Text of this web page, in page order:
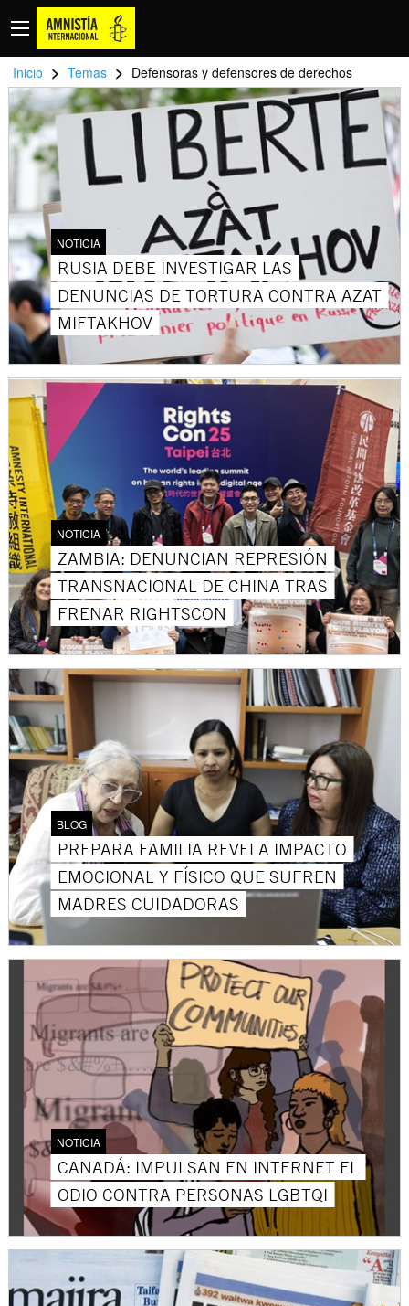
Inicio > Temas > Defensoras y defensores de derechos
NOTICIA
RUSIA DEBE INVESTIGAR LAS
DENUNCIAS DE TORTURA CONTRA AZAT
MIFTAKHOV
NOTICIA
ZAMBIA: DENUNCIAN REPRESIÓN
TRANSNACIONAL DE CHINA TRAS
FRENAR RIGHTSCON
BLOG
PREPARA FAMILIA REVELA IMPACTO
EMOCIONAL Y FÍSICO QUE SUFREN
MADRES CUIDADORAS
NOTICIA
CANADÁ: IMPULSAN EN INTERNET EL
ODIO CONTRA PERSONAS LGBTQI